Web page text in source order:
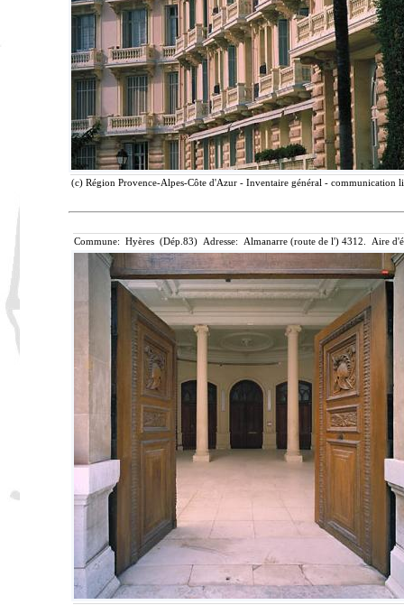
(c) Région Provence-Alpes-Côte d'Azur - Inventaire général - communication
Commune: Hyères (Dép.83) Adresse: Almanarre (route de l') 4312. Aire